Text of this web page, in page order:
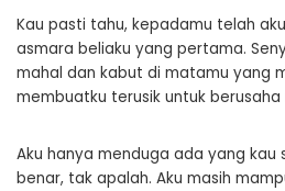
Kau pasti tahu, kepadamu telah
asmara beliaku yang pertama.
mahal dan kabut di matamu yang
membuatku terusik untuk
Aku hanya menduga ada yang kau
benar, tak apalah. Aku masih